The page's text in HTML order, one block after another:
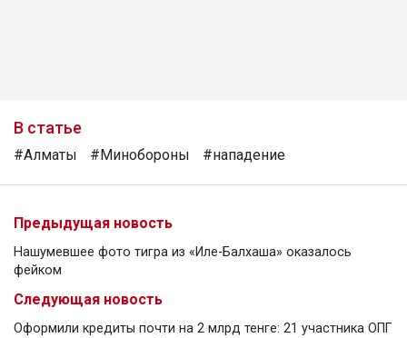
В статье
#Алматы #Минобороны #нападение
Предыдущая новость
Нашумевшее фото тигра из «Иле-Балхаша» оказалось
фейком
Следующая новость
Оформили кредиты почти на 2 млрд тенге: 21 участника ОПГ